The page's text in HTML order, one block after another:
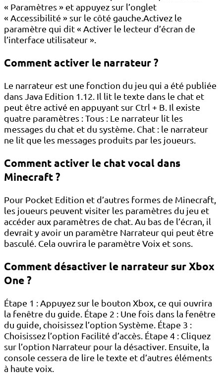
« Paramètres » et appuyez sur l’onglet
« Accessibilité » sur le côté gauche.Activez le
paramètre qui dit « Activer le lecteur d’écran de
l’interface utilisateur ».
Comment activer le narrateur ?
Le narrateur est une fonction du jeu qui a été publiée
dans Java Edition 1.12. Il lit le texte dans le chat et
peut être activé en appuyant sur Ctrl + B. Il existe
quatre paramètres : Tous : Le narrateur lit les
messages du chat et du système. Chat : le narrateur
ne lit que les messages produits par les joueurs.
Comment activer le chat vocal dans
Minecraft ?
Pour Pocket Edition et d’autres formes de Minecraft,
les joueurs peuvent visiter les paramètres du jeu et
accéder aux paramètres de chat. Au bas de l’écran, il
devrait y avoir un paramètre Narrateur qui peut être
basculé. Cela ouvrira le paramètre Voix et sons.
Comment désactiver le narrateur sur Xbox
One ?
Étape 1 : Appuyez sur le bouton Xbox, ce qui ouvrira
la fenêtre du guide. Étape 2 : Une fois dans la fenêtre
du guide, choisissez l’option Système. Étape 3 :
Choisissez l’option Facilité d’accès. Étape 4 : Cliquez
sur l’option Narrateur pour la désactiver. Ensuite, la
console cessera de lire le texte et d’autres éléments
à haute voix.